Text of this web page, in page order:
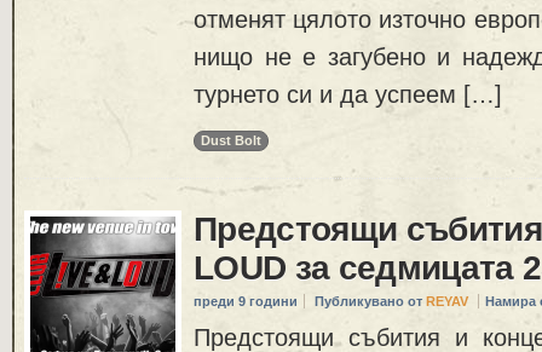
отменят цялото източно
нищо не е загубено и
турнето си и да успеем […]
Dust Bolt
Предстоящи
LOUD за седмицата
преди 9 години Публикувано от REYAV Намира
Предстоящи събития и